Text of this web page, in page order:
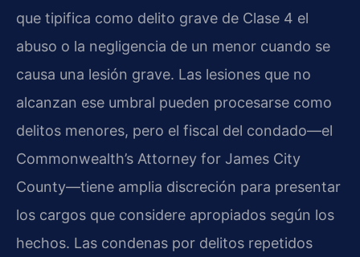
que tipifica como delito grave de Clase 4 el
abuso o la negligencia de un menor cuando se
causa una lesión grave. Las lesiones que no
alcanzan ese umbral pueden procesarse como
delitos menores, pero el fiscal del condado—el
Commonwealth’s Attorney for James City
County—tiene amplia discreción para presentar
los cargos que considere apropiados según los
hechos. Las condenas por delitos repetidos